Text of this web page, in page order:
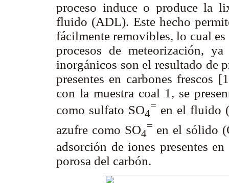
proceso induce o produce la
fluido (ADL). Este hecho
fácilmente removibles, lo cual
procesos de meteorización,
inorgánicos son el resultado de
presentes en carbones frescos
con la muestra coal 1, se
como sulfato SO4
= en el fluido
azufre como SO4
= en el sólido
adsorción de iones presentes
porosa del carbón.